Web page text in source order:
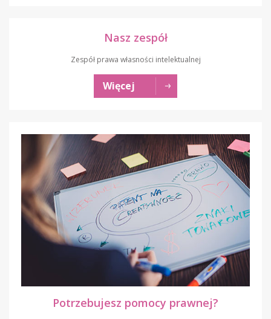
Nasz zespół
Zespół prawa własności intelektualnej
Więcej
Potrzebujesz pomocy prawnej?